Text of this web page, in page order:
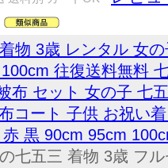
物 3歳 レンタル 女
往復送料無料
布 セット 女の子 七
コート 子供 お祝い
黒 90cm 95cm
七五三 着物 3歳 フ